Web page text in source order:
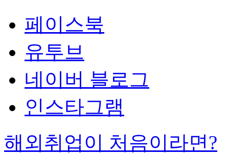
페이스북
유투브
네이버 블로그
인스타그램
해외취업이 처음이라면?